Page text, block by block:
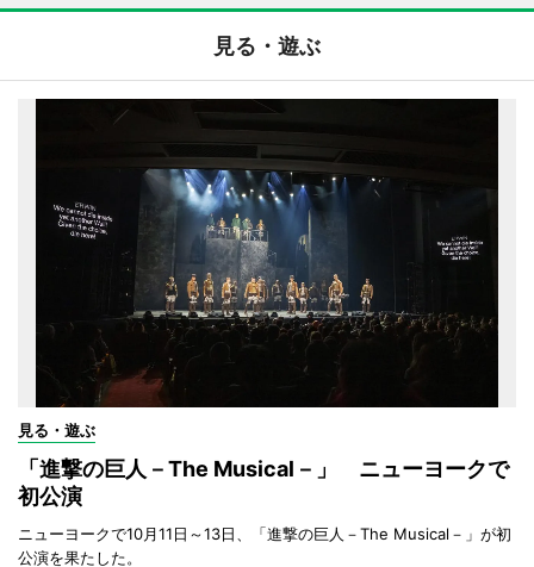
見る・遊ぶ
見る・遊ぶ
「進撃の巨人－The Musical－」 ニューヨークで
初公演
ニューヨークで10月11日～13日、「進撃の巨人－The Musical－」が初
公演を果たした。